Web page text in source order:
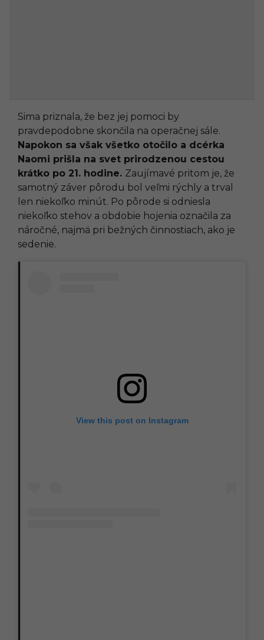
Sima priznala, že bez jej pomoci by
pravdepodobne skončila na operačnej sále.
Napokon sa však všetko otočilo a dcérka
Naomi prišla na svet prirodzenou cestou
krátko po 21. hodine. Zaujímavé pritom je, že
samotný záver pôrodu bol veľmi rýchly a trval
len niekoľko minút. Po pôrode si odniesla
niekoľko stehov a obdobie hojenia označila za
náročné, najmä pri bežných činnostiach, ako je
sedenie.
View this post on Instagram